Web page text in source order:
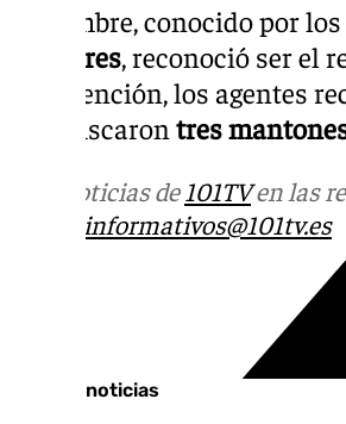
El hombre, conocido por
similares, reconoció ser el
intervención, los agentes
y confiscaron tres
Más noticias de101TVen las
informativos@101tv.es
Últimas noticias